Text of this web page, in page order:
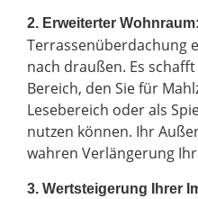
2. Erweiterter Wohnraum:
Terrassenüberdachung
nach draußen. Es
Bereich, den Sie für
Lesebereich oder als
nutzen können. Ihr
wahren Verlängerung
3. Wertsteigerung Ihrer